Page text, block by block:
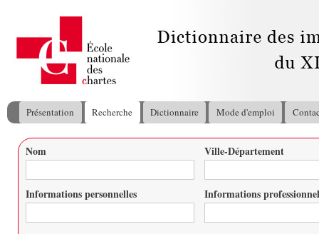
Menu principal
Présentation Recherche Dictionnaire Mode d'emploi
Vous êtes ici
Nom Ville-Département
Informations personnelles Informations